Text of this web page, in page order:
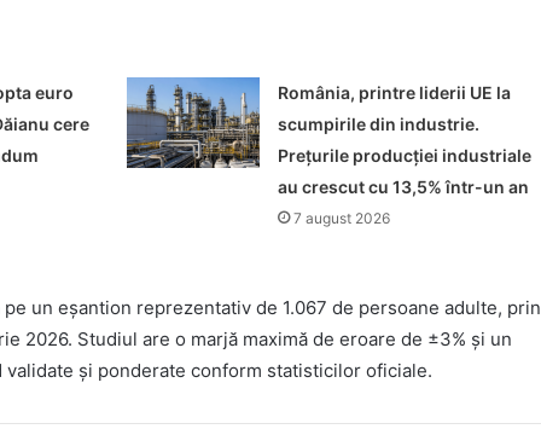
euro
cere
România, printre liderii UE la
scumpirile din industrie.
Prețurile producției industriale
au crescut cu 13,5% într-un an
7 august 2026
un eșantion reprezentativ de 1.067 de persoane adulte, prin
2026. Studiul are o marjă maximă de eroare de ±3% și un
și ponderate conform statisticilor oficiale.